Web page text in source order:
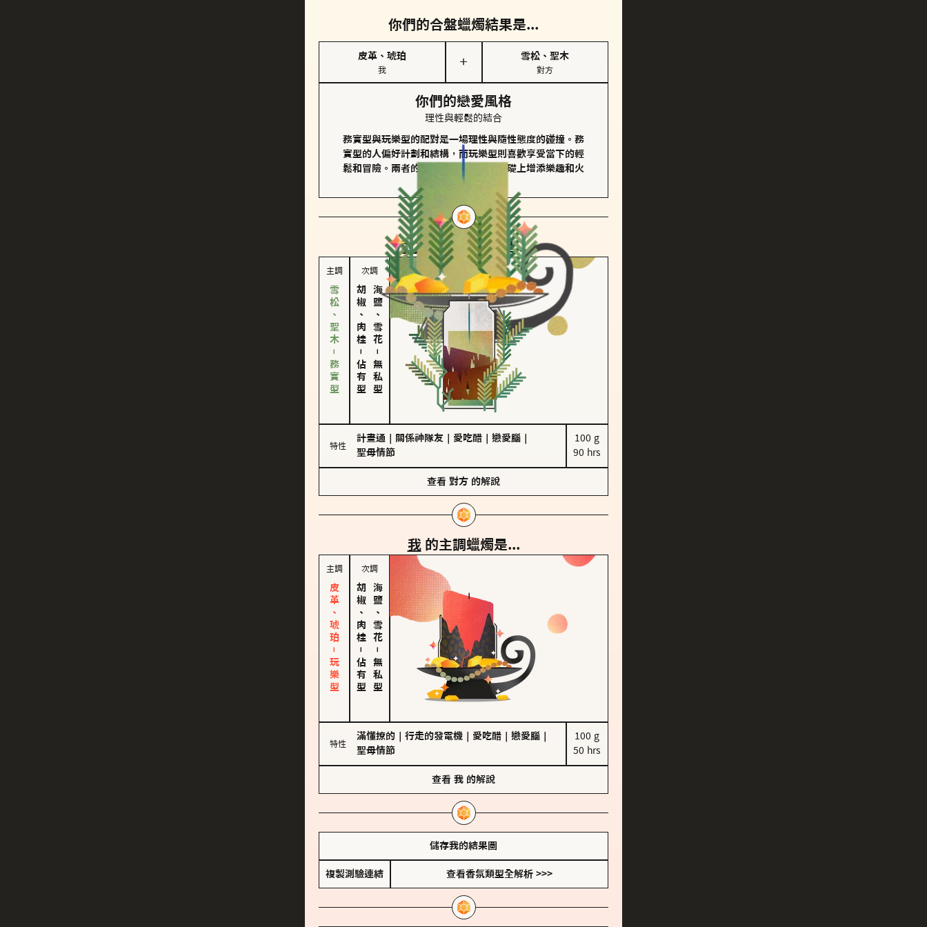
你們的合盤蠟燭結果是...
皮革、琥珀
我
＋
雪松、聖木
對方
你們的戀愛風格
理性與輕鬆的結合
務實型與玩樂型的配對是一場理性與隨性態度的碰撞。務
實型的人偏好計劃和結構，而玩樂型則喜歡享受當下的輕
鬆和冒險。兩者的關係能夠在穩定的基礎上增添樂趣和火
花。
對方的主調蠟燭是...
主調
雪松、聖木－務實型
次調
胡椒、肉桂
－
佔有型
海鹽、雪花
－
無私型
特性
計畫通 關係神隊友 愛吃醋 戀愛腦
聖母情節
100 g
90 hrs
查看 對方 的解說
我 的主調蠟燭是...
主調
皮革、琥珀－玩樂型
次調
胡椒、肉桂
－
佔有型
海鹽、雪花
－
無私型
特性
滿懂撩的 行走的發電機 愛吃醋 戀愛腦
聖母情節
100 g
50 hrs
查看 我 的解說
儲存我的結果圖
複製測驗連結 查看香氛類型全解析 >>>